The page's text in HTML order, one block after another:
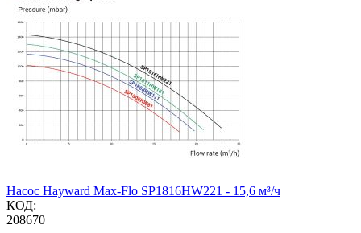
Насос Hayward Max-Flo SP1816HW221 - 15,6 м³/ч
КОД:
208670